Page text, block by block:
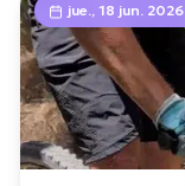
jue., 18 jun. 2026